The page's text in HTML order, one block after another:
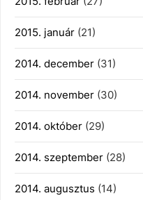
2015. január (21)
2014. december (31)
2014. november (30)
2014. október (29)
2014. szeptember (28)
2014. augusztus (14)